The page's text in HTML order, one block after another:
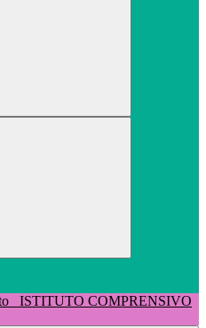
ISTITUTO COMPRENSIVO